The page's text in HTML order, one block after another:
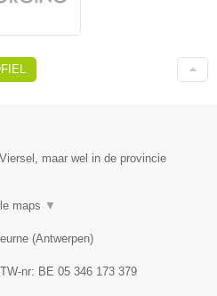
maar wel in de provincie
maps ▼
(Antwerpen)
nr: BE 05 346 173 379